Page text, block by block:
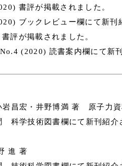
書評が掲載されました。
ブックレビュー欄にて新刊
が掲載されました。
(2020) 読書案内欄にて新刊
昌宏・井野博満 著 原子力資
技術図書欄にて新刊紹介
進 著